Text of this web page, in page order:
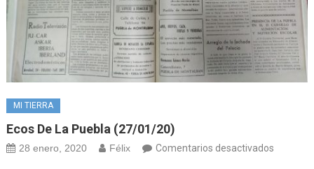
MI TIERRA
Ecos De La Puebla (27/01/20)
28 enero, 2020 Félix Comentarios desactivadosen